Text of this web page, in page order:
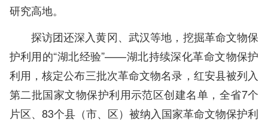
研究高地。
探访团还深入黄冈、武汉等地，挖掘革命文物保
护利用的“湖北经验”——湖北持续深化革命文物保护
利用，核定公布三批次革命文物名录，红安县被列入
第二批国家文物保护利用示范区创建名单，全省7个
片区、83个县（市、区）被纳入国家革命文物保护利